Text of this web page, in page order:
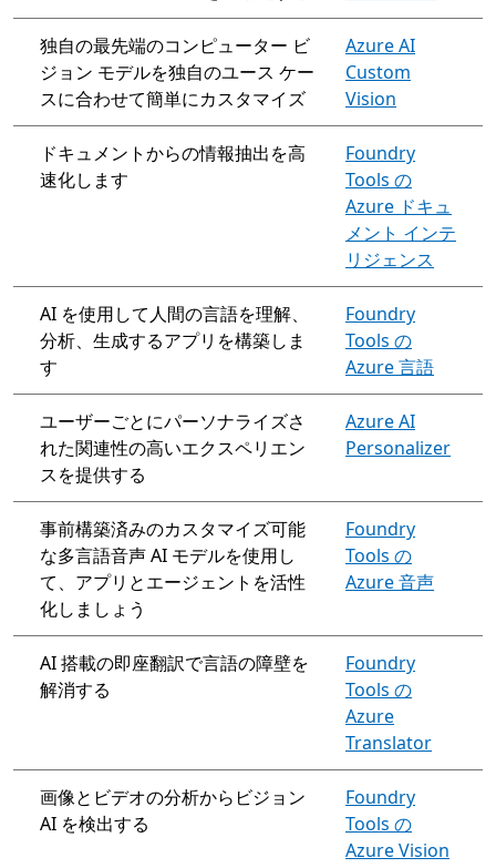
独自の最先端のコンピューター ビ
ジョン モデルを独自のユース ケー
スに合わせて簡単にカスタマイズ
Azure AI
Custom
Vision
ドキュメントからの情報抽出を高
速化します
Foundry
Tools の
Azure ドキュ
メント インテ
リジェンス
AI を使用して人間の言語を理解、
分析、生成するアプリを構築しま
す
Foundry
Tools の
Azure 言語
ユーザーごとにパーソナライズさ
れた関連性の高いエクスペリエン
スを提供する
Azure AI
Personalizer
事前構築済みのカスタマイズ可能
な多言語音声 AI モデルを使用し
て、アプリとエージェントを活性
化しましょう
Foundry
Tools の
Azure 音声
AI 搭載の即座翻訳で言語の障壁を
解消する
Foundry
Tools の
Azure
Translator
画像とビデオの分析からビジョン
AI を検出する
Foundry
Tools の
Azure Vision